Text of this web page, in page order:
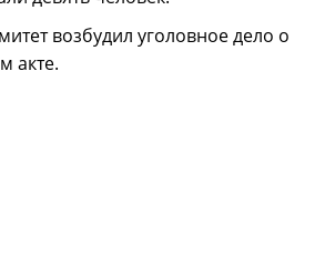
возбудил уголовное дело о
акте.